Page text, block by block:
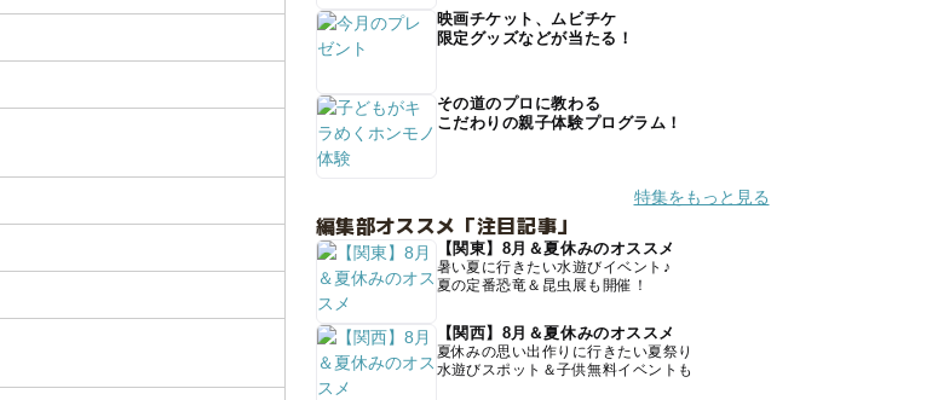
映画チケット、ムビチケ
限定グッズなどが当たる！
その道のプロに教わる
こだわりの親子体験プログラム！
特集をもっと見る
編集部オススメ「注目記事」
【関東】8月＆夏休みのオススメ
暑い夏に行きたい水遊びイベント♪
夏の定番恐竜＆昆虫展も開催！
【関西】8月＆夏休みのオススメ
夏休みの思い出作りに行きたい夏祭り
水遊びスポット＆子供無料イベントも